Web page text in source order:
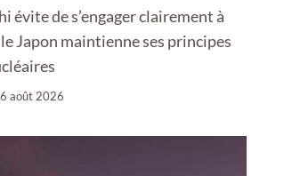
évite de s’engager clairement à
Japon maintienne ses principes
6 août 2026